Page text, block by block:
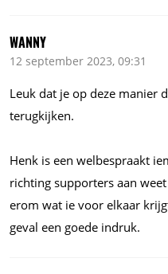
WANNY
12 september 2023, 09:31
Leuk dat je op deze manier
terugkijken.
Henk is een welbespraakt
richting supporters aan
erom wat ie voor elkaar
geval een goede indruk.